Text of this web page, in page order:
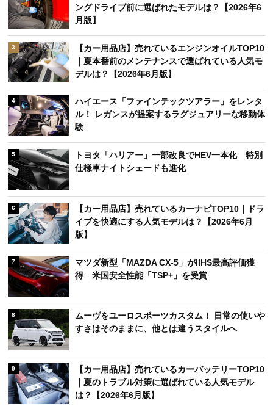
ングドライブ前に選ばれたモデルは？【2026年6
月版】
3
【カー用品店】売れているエンジンオイルTOP10
｜夏本番前のメンテナンスで選ばれている人気モ
デルは？【2026年6月版】
4
ハイエース「ファインテックツアラー」をレンタ
ル！ レガンスが提案するラグジュアリーな移動体
験
5
トヨタ「ハリアー」一部改良でHEV一本化 特別
仕様車ナイトシェードも進化
6
【カー用品店】売れているカーナビTOP10｜ドラ
イブを快適にする人気モデルは？【2026年6月
版】
7
マツダ新型「MAZDA CX-5」がIIHS最高評価獲
得 米国安全性能「TSP+」を受賞
8
ムーヴをユーロスポーツカスタム！ 日常の使いや
すさはそのままに、他とは違うスタイルへ
9
【カー用品店】売れているカーバッテリーTOP10
｜夏のトラブル対策に選ばれている人気モデル
は？【2026年6月版】